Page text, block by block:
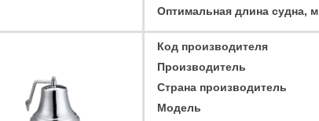
Оптимальная длина судна, м
Код производителя
Производитель
Страна производитель
Модель